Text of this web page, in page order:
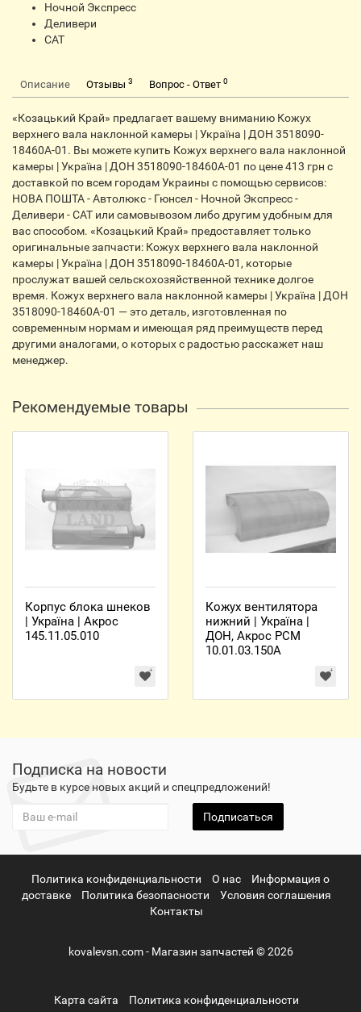
Ночной Экспресс
Деливери
CАТ
Описание Отзывы 3 Вопрос - Ответ 0
«Козацький Край» предлагает вашему вниманию Кожух
верхнего вала наклонной камеры | Україна | ДОН 3518090-
18460А-01. Вы можете купить Кожух верхнего вала наклонной
камеры | Україна | ДОН 3518090-18460А-01 по цене 413 грн с
доставкой по всем городам Украины с помощью сервисов:
НОВА ПОШТА - Автолюкс - Гюнсел - Ночной Экспресс -
Деливери - САТ или самовывозом либо другим удобным для
вас способом. «Козацький Край» предоставляет только
оригинальные запчасти: Кожух верхнего вала наклонной
камеры | Україна | ДОН 3518090-18460А-01, которые
прослужат вашей сельскохозяйственной технике долгое
время. Кожух верхнего вала наклонной камеры | Україна | ДОН
3518090-18460А-01 — это деталь, изготовленная по
современным нормам и имеющая ряд преимуществ перед
другими аналогами, о которых с радостью расскажет наш
менеджер.
Рекомендуемые товары
Корпус блока шнеков
| Україна | Акрос
145.11.05.010
Кожух вентилятора
нижний | Україна |
ДОН, Акрос РСМ
10.01.03.150А
Подписка на новости
Будьте в курсе новых акций и спецпредложений!
Подписаться
Политика конфиденциальности О нас
Информация о
доставке
Политика безопасности
Условия соглашения
Контакты
kovalevsn.com - Магазин запчастей © 2026
Карта сайта Политика конфиденциальности